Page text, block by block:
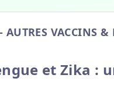
AUTRES VACCINS &
et Zika :